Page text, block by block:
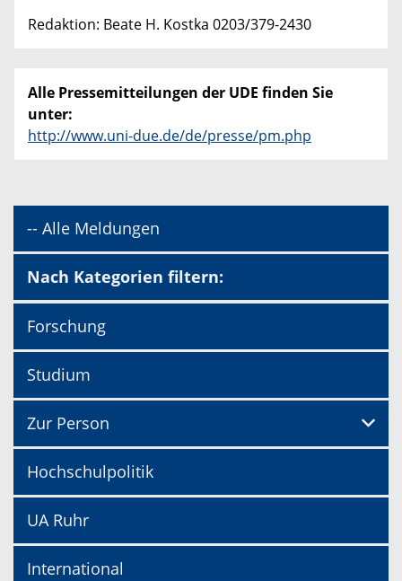
Redaktion: Beate H. Kostka 0203/379-2430
Alle Pressemitteilungen der UDE finden Sie
unter:
http://www.uni-due.de/de/presse/pm.php
-- Alle Meldungen
Nach Kategorien filtern:
Forschung
Studium
Zur Person
Hochschulpolitik
UA Ruhr
International